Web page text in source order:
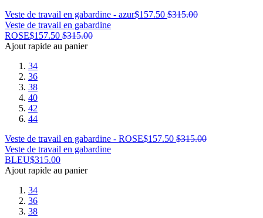
Veste de travail en gabardine - azur$157.50 $315.00
Veste de travail en gabardine
ROSE$157.50 $315.00
Ajout rapide au panier
34
36
38
40
42
44
Veste de travail en gabardine - ROSE$157.50 $315.00
Veste de travail en gabardine
BLEU$315.00
Ajout rapide au panier
34
36
38